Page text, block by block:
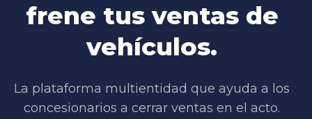
frene tus ventas de
vehículos.
La plataforma multientidad que ayuda a los
concesionarios a cerrar ventas en el acto.